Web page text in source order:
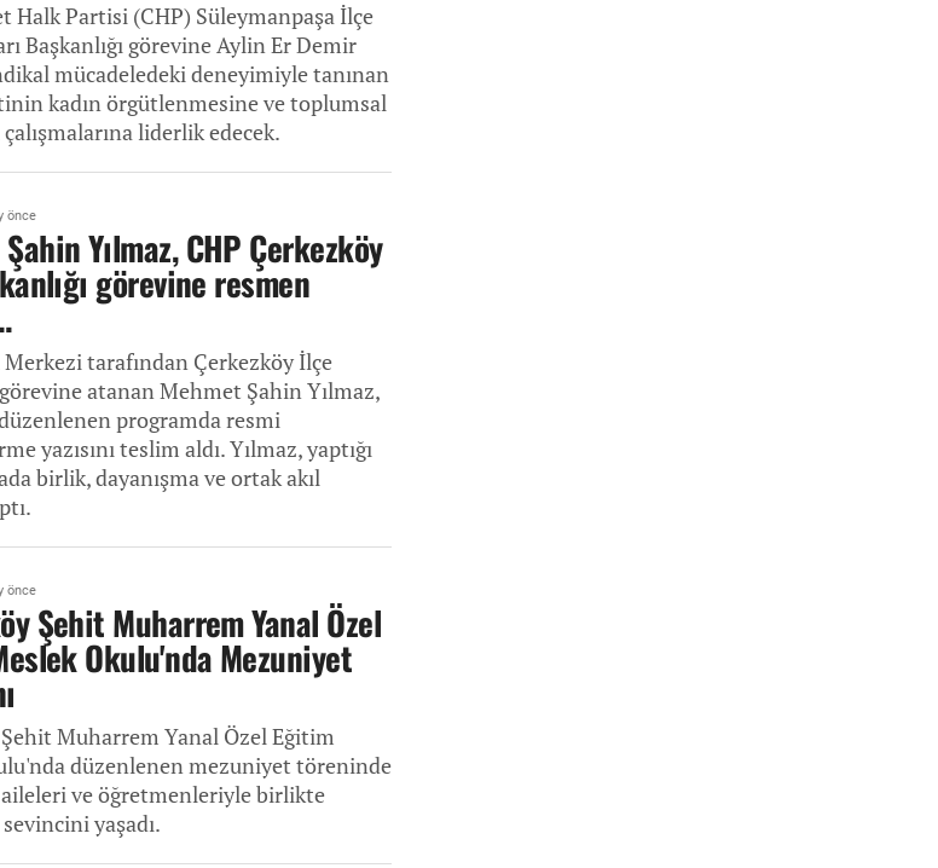
Halk Partisi (CHP) Süleymanpaşa İlçe
Başkanlığı görevine Aylin Er Demir
mücadeledeki deneyimiyle tanınan
kadın örgütlenmesine ve toplumsal
liderlik edecek.
önce
Yılmaz, CHP Çerkezköy
görevine resmen
Merkezi tarafından Çerkezköy İlçe
görevine atanan Mehmet Şahin Yılmaz,
programda resmi
yazısını teslim aldı. Yılmaz, yaptığı
birlik, dayanışma ve ortak akıl
önce
Şehit Muharrem Yanal Özel
Okulu'nda Mezuniyet
Muharrem Yanal Özel Eğitim
düzenlenen mezuniyet töreninde
ve öğretmenleriyle birlikte
yaşadı.